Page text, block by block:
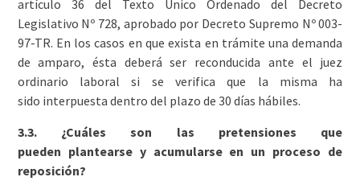
artículo 36 del Texto Único Ordenado del Decreto
Legislativo Nº 728, aprobado por Decreto Supremo Nº 003-
97-TR. En los casos en que exista en trámite una demanda
de amparo, ésta deberá ser reconducida ante el juez
ordinario laboral si se verifica que la misma ha
sido interpuesta dentro del plazo de 30 días hábiles.
3.3. ¿Cuáles son las pretensiones que
pueden plantearse y acumularse en un proceso de
reposición?